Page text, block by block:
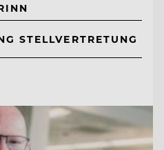
STELLVERTRETUNG